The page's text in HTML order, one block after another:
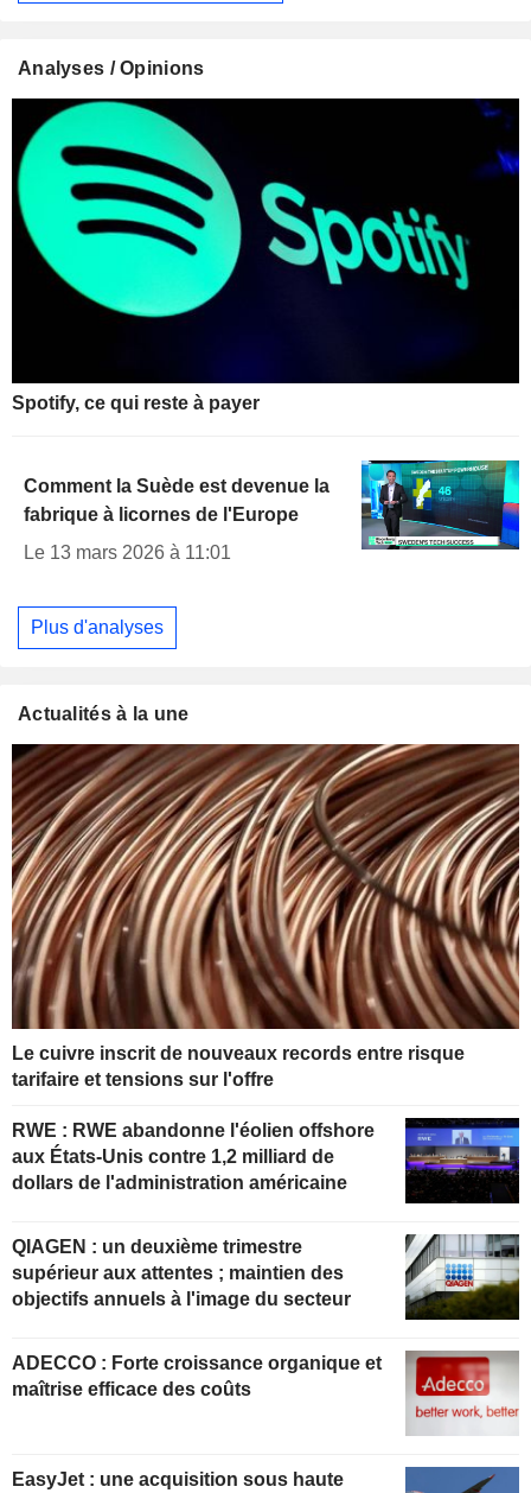
Analyses / Opinions
Spotify, ce qui reste à payer
Comment la Suède est devenue la
fabrique à licornes de l'Europe
Le 13 mars 2026 à 11:01
Plus d'analyses
Actualités à la une
Le cuivre inscrit de nouveaux records entre risque
tarifaire et tensions sur l'offre
RWE : RWE abandonne l'éolien offshore
aux États-Unis contre 1,2 milliard de
dollars de l'administration américaine
QIAGEN : un deuxième trimestre
supérieur aux attentes ; maintien des
objectifs annuels à l'image du secteur
ADECCO : Forte croissance organique et
maîtrise efficace des coûts
EasyJet : une acquisition sous haute